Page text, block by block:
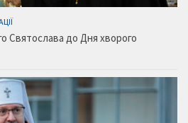
до Дня хворого